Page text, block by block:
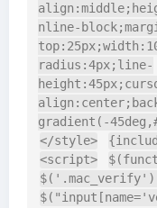
nline-
radius:4px;line-
gradient(-
</style>
<script>